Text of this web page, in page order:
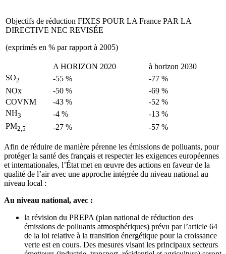
Objectifs de réduction FIXES POUR LA France PAR LA
DIRECTIVE NEC REVISÉE
(exprimés en % par rapport à 2005)
A HORIZON 2020
à horizon 2030
SO2 -55 %
-77 %
NOx
-50 %
-69 %
COVNM
-43 %
-52 %
NH3 -4 %
-13 %
PM2,5 -27 % -57 %
Afin de réduire de manière pérenne les émissions de polluants, pour
protéger la santé des français et respecter les exigences européennes
et internationales, l’État met en œuvre des actions en faveur de la
qualité de l’air avec une approche intégrée du niveau national au
niveau local :
Au niveau national, avec :
la révision du PREPA (plan national de réduction des
émissions de polluants atmosphériques) prévu par l’article 64
de la loi relative à la transition énergétique pour la croissance
verte est en cours. Des mesures visant les principaux secteurs